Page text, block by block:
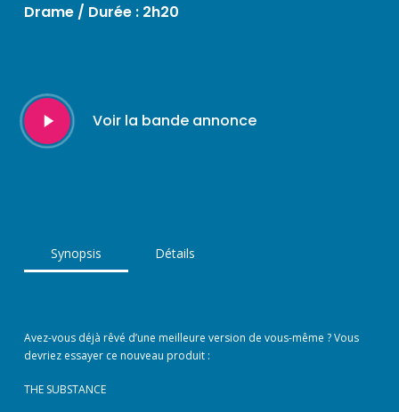
Drame / Durée : 2h20
Play
Video
Voir la bande annonce
Synopsis Détails
Avez-vous déjà rêvé d’une meilleure version de vous-même ? Vous
devriez essayer ce nouveau produit :
THE SUBSTANCE